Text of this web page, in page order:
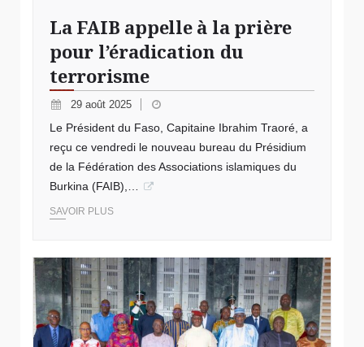
La FAIB appelle à la prière
pour l’éradication du
terrorisme
29 août 2025
Le Président du Faso, Capitaine Ibrahim Traoré, a
reçu ce vendredi le nouveau bureau du Présidium
de la Fédération des Associations islamiques du
Burkina (FAIB),…
SAVOIR PLUS